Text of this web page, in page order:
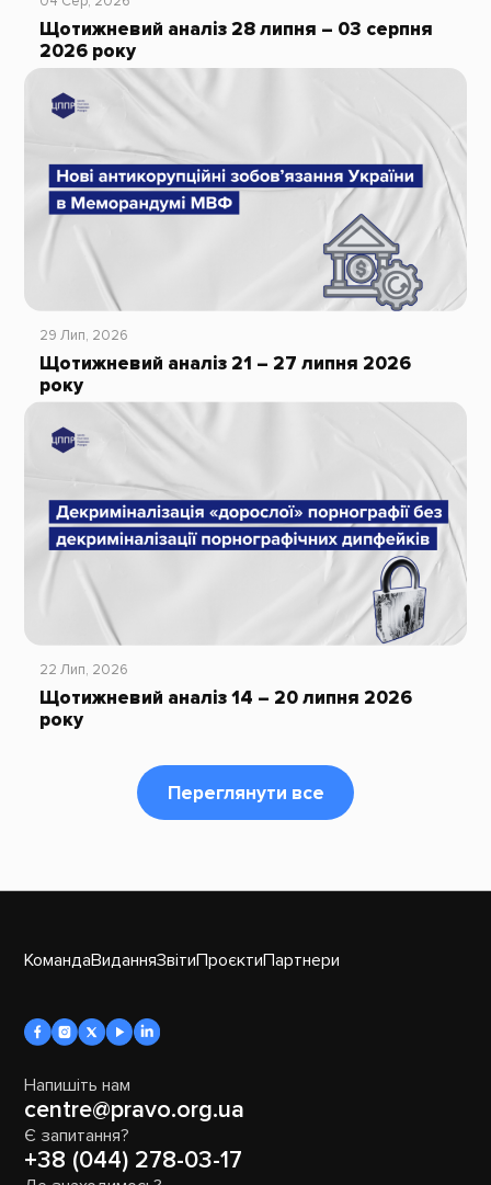
Щотижневий аналіз 28 липня – 03 серпня
2026 року
29 Лип, 2026
Щотижневий аналіз 21 – 27 липня 2026
року
22 Лип, 2026
Щотижневий аналіз 14 – 20 липня 2026
року
Переглянути все
КомандаВиданняЗвітиПроєктиПартнери
Напишіть нам
centre@pravo.org.ua
Є запитання?
+38 (044) 278-03-17